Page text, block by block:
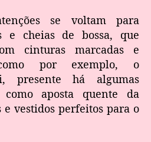
se voltam para
e cheias de bossa, que
cinturas marcadas e
por exemplo, o
presente há algumas
como aposta quente da
e vestidos perfeitos para o